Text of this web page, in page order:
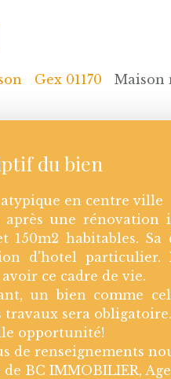
Gex 01170 Maison
du bien
en centre ville
après une
150m2 habitables.
d'hotel
ce cadre de vie.
un bien comme
travaux sera obligatoire.
opportunité!
de renseignements
de BC IMMOBILIER,